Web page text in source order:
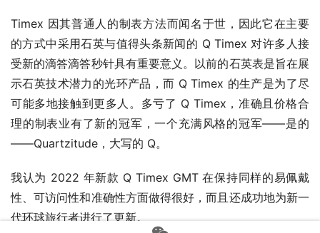
Timex 因其普通人的制表方法而闻名于世，因此它在主要
的方式中采用石英与值得头条新闻的 Q Timex 对许多人接
受新的滴答滴答秒针具有重要意义。以前的石英表是旨在展
示石英技术潜力的光环产品，而 Q Timex 的生产是为了尽
可能多地接触到更多人。多亏了 Q Timex，准确且价格合
理的制表业有了新的冠军，一个充满风格的冠军——是的
——Quartzitude，大写的 Q。
我认为 2022 年新款 Q Timex GMT 在保持同样的易佩戴
性、可访问性和准确性方面做得很好，而且还成功地为新一
代环球旅行者进行了更新。